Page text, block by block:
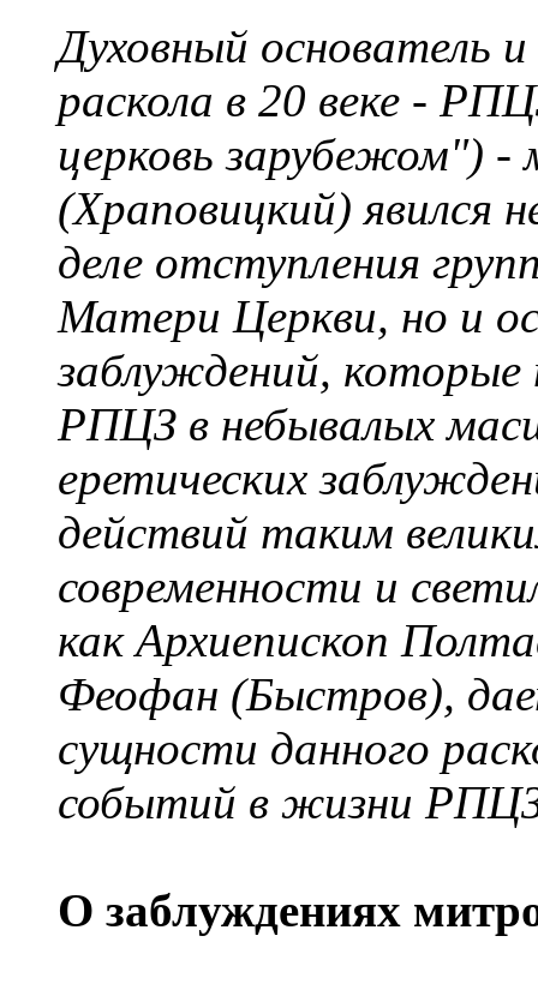
Духовный основатель
раскола в 20 веке -
церковь зарубежом")
(Храповицкий) явился
деле отступления
Матери Церкви, но и
заблуждений, которые
РПЦЗ в небывалых
еретических
действий таким
современности и
как Архиепископ
Феофан (Быстров),
сущности данного
событий в жизни
О заблуждениях